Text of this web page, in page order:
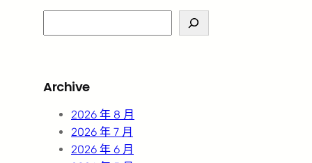
e
c
Archive
2026 年 8 月
2026 年 7 月
2026 年 6 月